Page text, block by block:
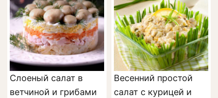
Слоеный салат в
ветчиной и грибами
Весенний простой
салат с курицей и